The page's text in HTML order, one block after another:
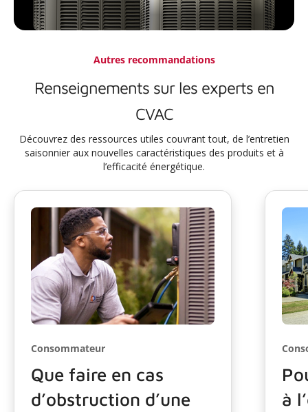
Autres recommandations
Renseignements sur les experts en
CVAC
Découvrez des ressources utiles couvrant tout, de l’entretien
saisonnier aux nouvelles caractéristiques des produits et à
l’efficacité énergétique.
Consommateur
Que faire en cas
d’obstruction d’une
à